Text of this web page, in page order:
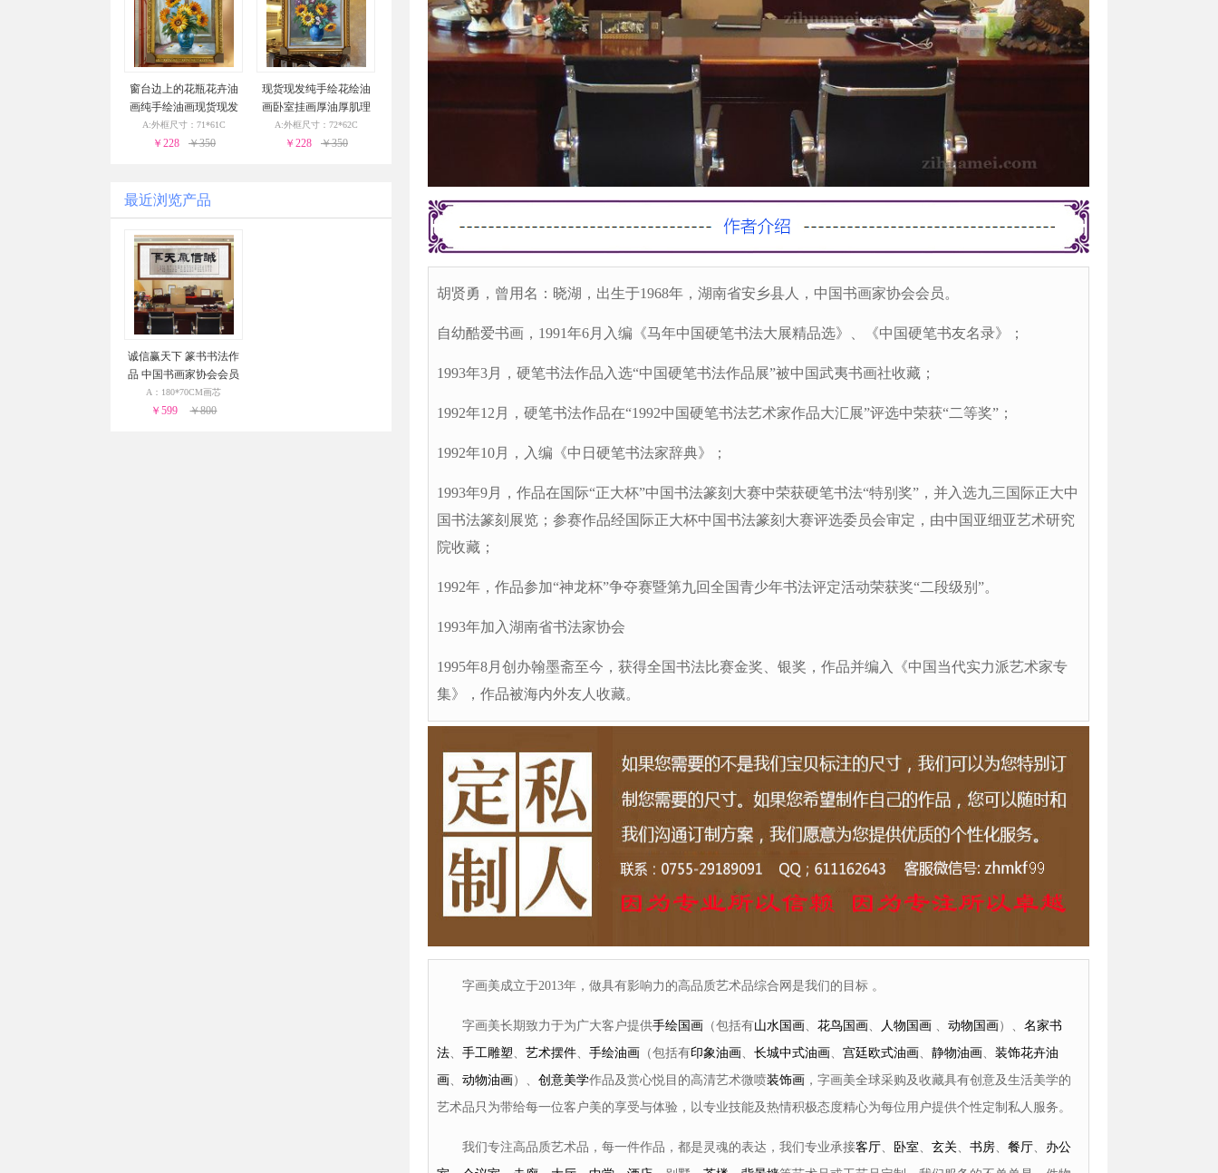
窗台边上的花瓶花卉油
画纯手绘油画现货现发
金色实木外框24小时之
内发货
A:外框尺寸：71*61C
￥228 ￥350
现货现发纯手绘花绘油
画卧室挂画厚油厚肌理
油画实木外框24小时之
内发货
A:外框尺寸：72*62C
￥228 ￥350
最近浏览产品
诚信赢天下 篆书书法作
品 中国书画家协会会员
胡贤勇 手绘书法作品 办
公室书法作品三天之内
A：180*70CM画芯
￥599 ￥800
胡贤勇，曾用名：晓湖，出生于1968年，湖南省安乡县人，中国书画家协会会员。
自幼酷爱书画，1991年6月入编《马年中国硬笔书法大展精品选》、《中国硬笔书友名录》；
1993年3月，硬笔书法作品入选“中国硬笔书法作品展”被中国武夷书画社收藏；
1992年12月，硬笔书法作品在“1992中国硬笔书法艺术家作品大汇展”评选中荣获“二等奖”；
1992年10月，入编《中日硬笔书法家辞典》；
1993年9月，作品在国际“正大杯”中国书法篆刻大赛中荣获硬笔书法“特别奖”，并入选九三国际正大中
国书法篆刻展览；参赛作品经国际正大杯中国书法篆刻大赛评选委员会审定，由中国亚细亚艺术研究
院收藏；
1992年，作品参加“神龙杯”争夺赛暨第九回全国青少年书法评定活动荣获奖“二段级别”。
1993年加入湖南省书法家协会
1995年8月创办翰墨斋至今，获得全国书法比赛金奖、银奖，作品并编入《中国当代实力派艺术家专
集》，作品被海内外友人收藏。
字画美成立于2013年，做具有影响力的高品质艺术品综合网是我们的目标 。
字画美长期致力于为广大客户提供手绘国画 （包括有山水国画、 花鸟国画、 人物国画 、 动物国画 ）、 名家书
法、 手工雕塑、 艺术摆件、 手绘油画 （包括有印象油画、 长城中式油画、 宫廷欧式油画、 静物油画、 装饰花卉油
画、 动物油画 ）、 创意美学作品及赏心悦目的高清艺术微喷装饰画 ，字画美全球采购及收藏具有创意及生活美学的
艺术品只为带给每一位客户美的享受与体验，以专业技能及热情积极态度精心为每位用户提供个性定制私人服务。
我们专注高品质艺术品，每一件作品，都是灵魂的表达，我们专业承接客厅、 卧室、 玄关、 书房、 餐厅、 办公